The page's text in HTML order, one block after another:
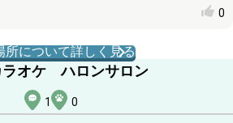
0
所について詳しく見る
ラオケ ハロンサロン
1 0